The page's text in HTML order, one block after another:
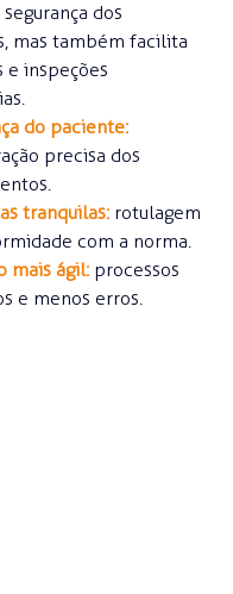
dos
mas também facilita
e inspeções
do paciente:
precisa dos
tranquilas: rotulagem
com a norma.
mais ágil: processos
e menos erros.